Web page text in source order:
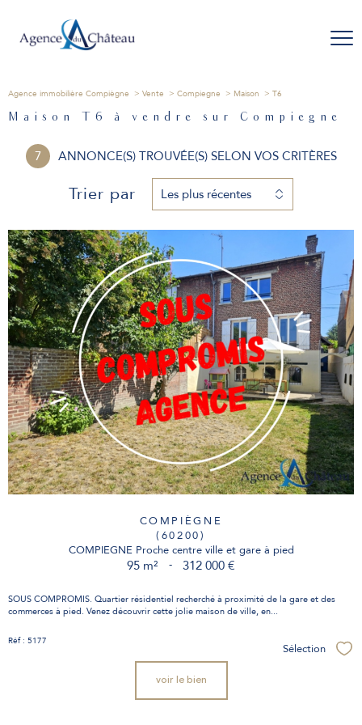
Agence immobilière Compiègne Vente Compiegne Maison T6
Maison T6 à vendre sur Compiegne
7 ANNONCE(S) TROUVÉE(S) SELON VOS CRITÈRES
Trier par Les plus récentes
COMPIÈGNE
(60200)
COMPIEGNE Proche centre ville et gare à pied
95 m² - 312 000 €
SOUS COMPROMIS. Quartier résidentiel recherché à proximité de la gare et des
commerces à pied. Venez découvrir cette jolie maison de ville, en...
Réf : 5177
Sélection
voir le bien